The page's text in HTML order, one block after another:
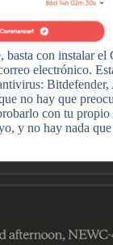
basta con instalar el
electrónico.
Bitdefender,
no hay que
con tu
y no hay nada